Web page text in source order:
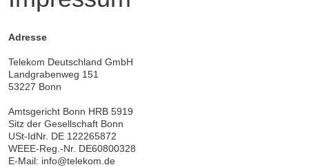
Adresse
Telekom Deutschland GmbH
Landgrabenweg 151
53227 Bonn
Amtsgericht Bonn HRB 5919
Sitz der Gesellschaft Bonn
USt-IdNr. DE 122265872
WEEE-Reg.-Nr. DE60800328
E-Mail: info@telekom.de